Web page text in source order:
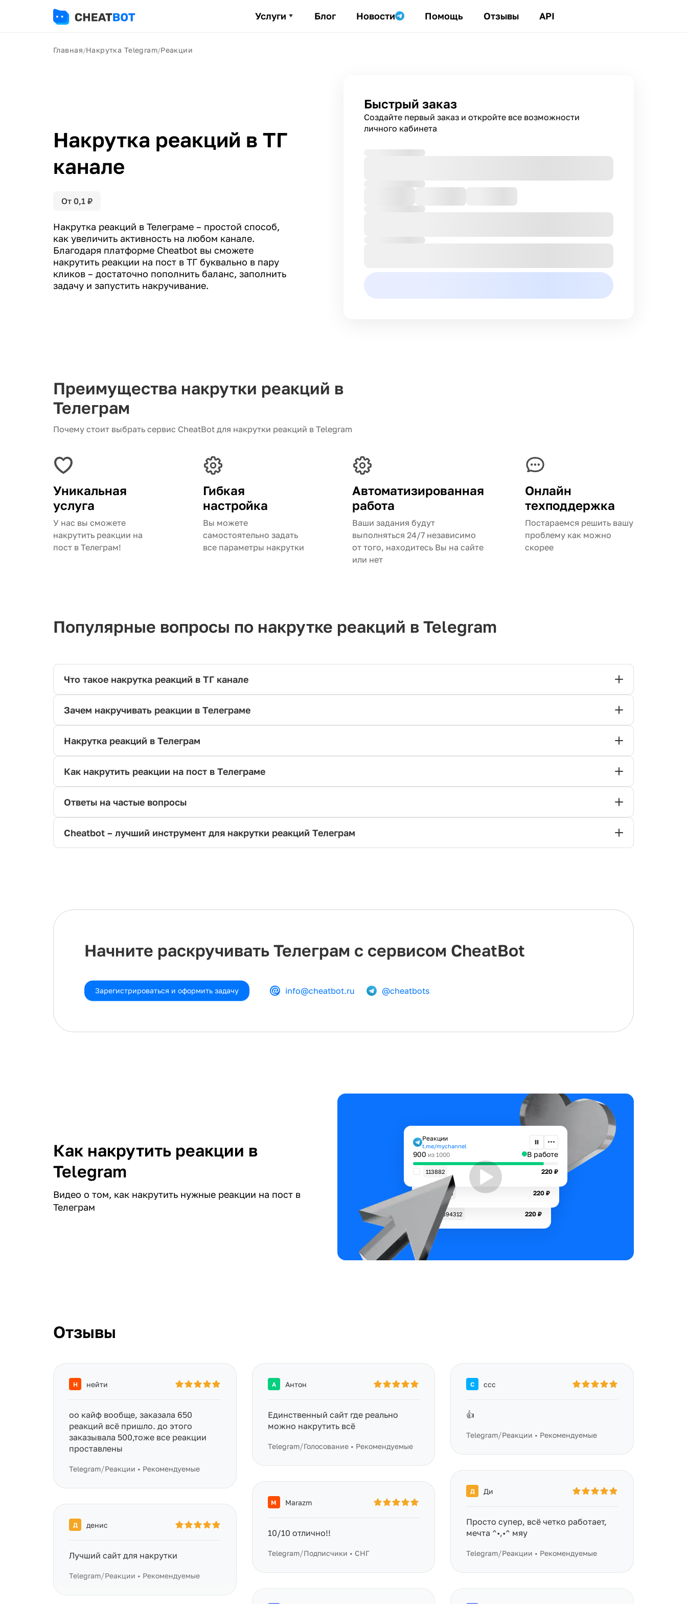
Услуги Блог Новости Помощь Отзывы API
Главная/Накрутка Telegram/Реакции
Накрутка реакций в ТГ
канале
От 0,1 ₽
Накрутка реакций в Телеграме – простой способ,
как увеличить активность на любом канале.
Благодаря платформе Cheatbot вы сможете
накрутить реакции на пост в ТГ буквально в пару
кликов – достаточно пополнить баланс, заполнить
задачу и запустить накручивание.
Быстрый заказ
Создайте первый заказ и откройте все возможности
личного кабинета
Преимущества накрутки реакций в
Телеграм
Почему стоит выбрать сервис CheatBot для накрутки реакций в Telegram
Уникальная
услуга
У нас вы сможете
накрутить реакции на
пост в Телеграм!
Гибкая
настройка
Вы можете
самостоятельно задать
все параметры накрутки
Автоматизированная
работа
Ваши задания будут
выполняться 24/7 независимо
от того, находитесь Вы на сайте
или нет
Онлайн
техподдержка
Постараемся решить вашу
проблему как можно
скорее
Популярные вопросы по накрутке реакций в Telegram
Что такое накрутка реакций в ТГ канале
Зачем накручивать реакции в Телеграме
Накрутка реакций в Телеграм
Как накрутить реакции на пост в Телеграме
Ответы на частые вопросы
Cheatbot – лучший инструмент для накрутки реакций Телеграм
Начните раскручивать Телеграм с сервисом CheatBot
Зарегистрироваться и оформить задачу info@cheatbot.ru @cheatbots
Как накрутить реакции в
Telegram
Видео о том, как накрутить нужные реакции на пост в
Телеграм
Реакции
t.me/mychannel
900 из 1000 В работе
113882 220 ₽
135788 220 ₽
894312 220 ₽
Отзывы
Н нейти
оо кайф вообще, заказала 650
реакций всё пришло. до этого
заказывала 500,тоже все реакции
проставлены
Telegram/Реакции • Рекомендуемые
Д денис
Лучший сайт для накрутки
Telegram/Реакции • Рекомендуемые
А Антон
Единственный сайт где реально
можно накрутить всё
Telegram/Голосование • Рекомендуемые
M Marazm
10/10 отлично!!
Telegram/Подписчики • СНГ
C ccc
👍
Telegram/Реакции • Рекомендуемые
Д Ди
Просто супер, всё четко работает,
мечта ^•,•^ мяу
Telegram/Реакции • Рекомендуемые